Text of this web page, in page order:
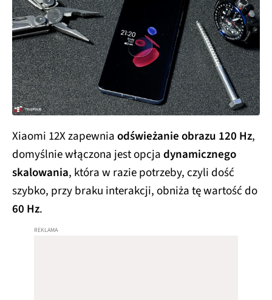
Xiaomi 12X zapewniaodświeżanie obrazu 120 Hz,
domyślnie włączona jest opcjadynamicznego
skalowania, która w razie potrzeby, czyli dość
szybko, przy braku interakcji, obniża tę wartość do
60 Hz.